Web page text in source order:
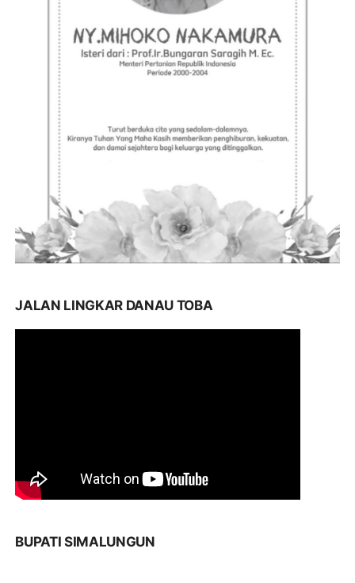
JALAN LINGKAR DANAU TOBA
BUPATI SIMALUNGUN